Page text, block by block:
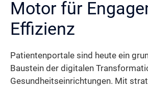
Motor für
Effizienz
Patientenportale sind heute ein
Baustein der digitalen
Gesundheitseinrichtungen. Mit